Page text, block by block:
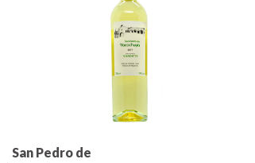
San Pedro de